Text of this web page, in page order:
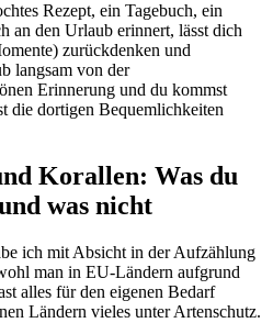
Rezept, ein Tagebuch, ein
an den Urlaub erinnert, lässt dich
zurückdenken und
langsam von der
Erinnerung und du kommst
die dortigen Bequemlichkeiten
Korallen: Was du
was nicht
ich mit Absicht in der Aufzählung
man in EU-Ländern aufgrund
alles für den eigenen Bedarf
Ländern vieles unter Artenschutz.